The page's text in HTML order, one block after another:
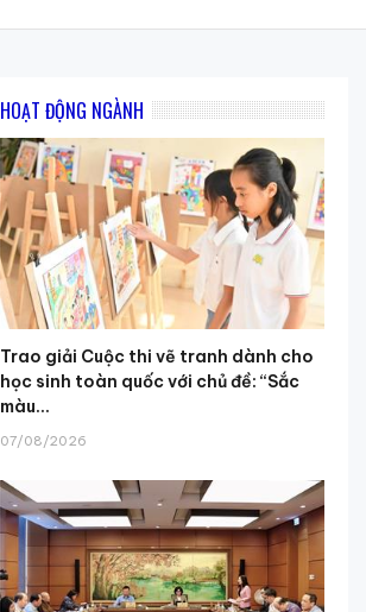
HOẠT ĐỘNG NGÀNH
Trao giải Cuộc thi vẽ tranh dành cho
học sinh toàn quốc với chủ đề: “Sắc
màu...
07/08/2026